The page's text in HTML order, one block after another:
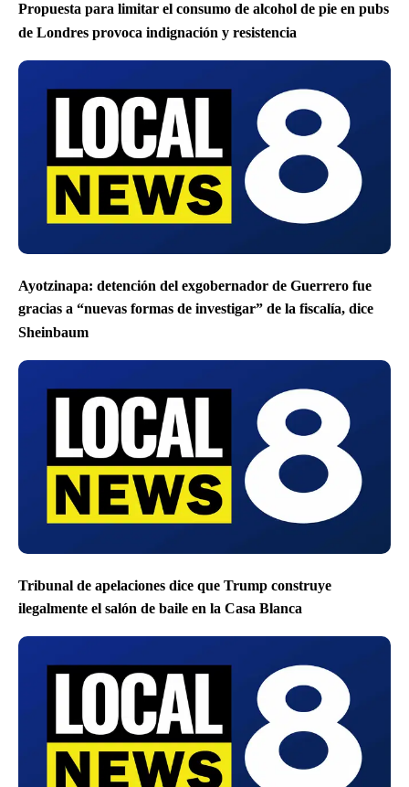
Propuesta para limitar el consumo de alcohol de pie en pubs
de Londres provoca indignación y resistencia
Ayotzinapa: detención del exgobernador de Guerrero fue
gracias a “nuevas formas de investigar” de la fiscalía, dice
Sheinbaum
Tribunal de apelaciones dice que Trump construye
ilegalmente el salón de baile en la Casa Blanca